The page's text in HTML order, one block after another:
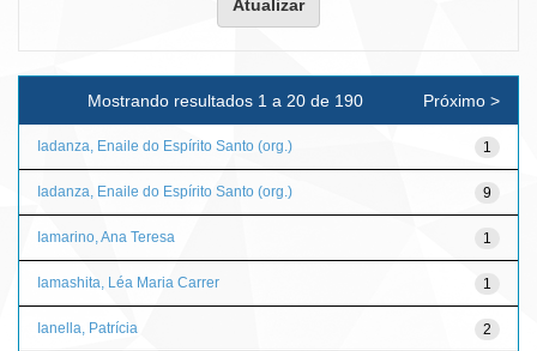
Mostrando resultados 1 a 20 de 190 Próximo >
Iadanza, Enaile do Espírito Santo (org.) 1
Iadanza, Enaile do Espírito Santo (org.) 9
Iamarino, Ana Teresa 1
Iamashita, Léa Maria Carrer 1
Ianella, Patrícia 2